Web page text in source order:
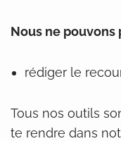
Nous ne pouvons
rédiger le
Tous nos outils
te rendre dans